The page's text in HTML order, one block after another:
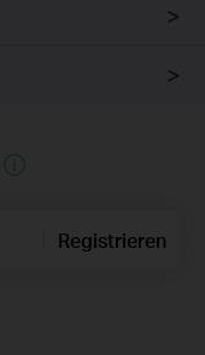
Registrieren